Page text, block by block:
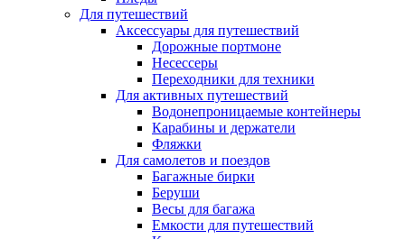
Для путешествий
Аксессуары для путешествий
Дорожные портмоне
Несессеры
Переходники для техники
Для активных путешествий
Водонепроницаемые контейнеры
Карабины и держатели
Фляжки
Для самолетов и поездов
Багажные бирки
Беруши
Весы для багажа
Емкости для путешествий